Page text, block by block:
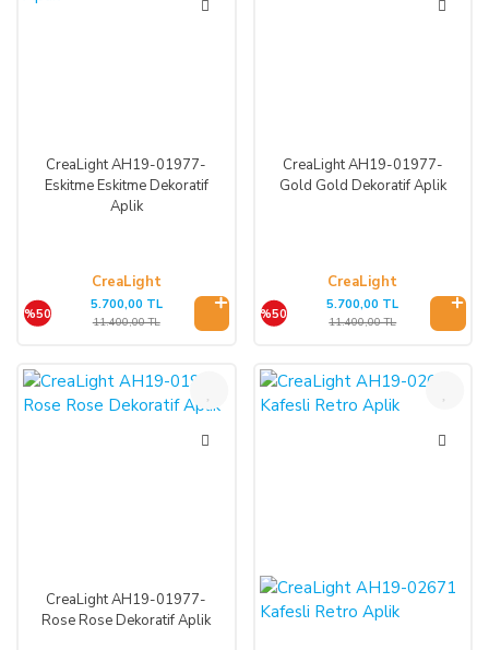
CreaLight AH19-01977-
Eskitme Eskitme Dekoratif
Aplik
CreaLight
%50
5.700,00 TL
11.400,00 TL
CreaLight AH19-01977-
Gold Gold Dekoratif Aplik
CreaLight
%50
5.700,00 TL
11.400,00 TL
%50
CreaLight AH19-01977-
Rose Rose Dekoratif Aplik
%50